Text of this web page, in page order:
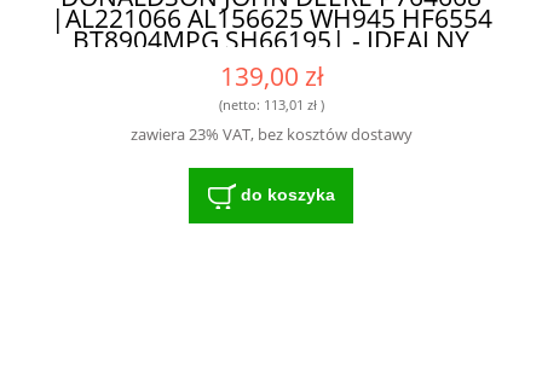
|AL221066 AL156625 WH945 HF6554
BT8904MPG SH66195| - IDEALNY
FILTR DO INTENSYWNIE
EKSPLOATOWANYCH MASZYN
139,00 zł
(netto: 113,01 zł)
zawiera 23% VAT, bez kosztów dostawy
do koszyka